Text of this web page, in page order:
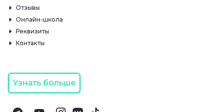
Отзывы
Онлайн-школа
Реквизиты
Контакты
Узнать больше